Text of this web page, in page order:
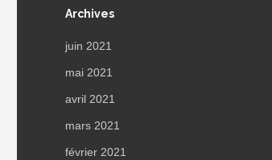
Archives
juin 2021
mai 2021
avril 2021
mars 2021
février 2021